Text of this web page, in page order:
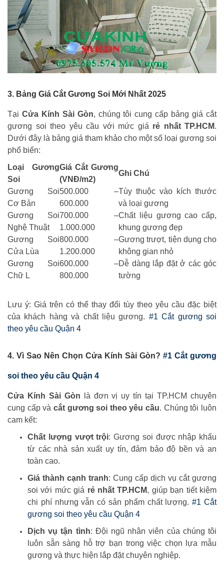
3. Bảng Giá Cắt Gương Soi Mới Nhất 2025
Tại Cửa Kính Sài Gòn, chúng tôi cung cấp bảng giá cắt
gương soi theo yêu cầu với mức giá rẻ nhất TP.HCM.
Dưới đây là bảng giá tham khảo cho một số loại gương soi
phổ biến:
Loại Gương
Soi
Giá Cắt Gương
(VNĐ/m2)
Ghi Chú
Gương Soi
Cơ Bản
500.000 –
600.000
Tùy thuộc vào kích thước
và loại gương
Gương Soi
Nghệ Thuật
700.000 –
1.000.000
Chất liệu gương cao cấp,
khung gương đẹp
Gương Soi
Cửa Lùa
800.000 –
1.200.000
Gương trượt, tiện dụng cho
không gian nhỏ
Gương Soi
Chữ L
600.000 –
800.000
Dễ dàng lắp đặt ở các góc
tường
Lưu ý: Giá trên có thể thay đổi tùy theo yêu cầu đặc biệt
của khách hàng và chất liệu gương. #1 Cắt gương soi
theo yêu cầu Quận 4
4. Vì Sao Nên Chọn Cửa Kính Sài Gòn? #1 Cắt gương
soi theo yêu cầu Quận 4
Cửa Kính Sài Gòn là đơn vị uy tín tại TP.HCM chuyên
cung cấp và cắt gương soi theo yêu cầu. Chúng tôi luôn
cam kết:
Chất lượng vượt trội: Gương soi được nhập khẩu
từ các nhà sản xuất uy tín, đảm bảo độ bền và an
toàn cao.
Giá thành cạnh tranh: Cung cấp dịch vụ cắt gương
soi với mức giá rẻ nhất TP.HCM, giúp bạn tiết kiệm
chi phí nhưng vẫn có sản phẩm chất lượng.#1 Cắt
gương soi theo yêu cầu Quận 4
Dịch vụ tận tình: Đội ngũ nhân viên của chúng tôi
luôn sẵn sàng hỗ trợ bạn trong việc chọn lựa mẫu
gương và thực hiện lắp đặt chuyên nghiệp.